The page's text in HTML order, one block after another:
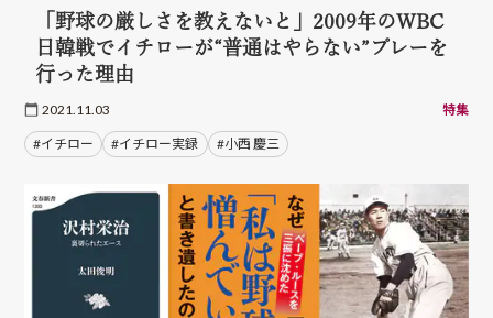
「野球の厳しさを教えないと」2009年のWBC
日韓戦でイチローが“普通はやらない”プレーを
行った理由
2021.11.03 特集
#イチロー #イチロー実録 #小西 慶三